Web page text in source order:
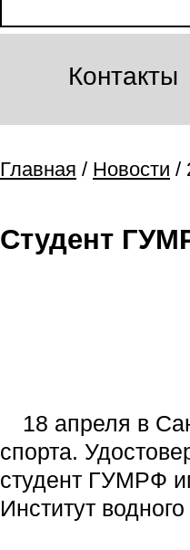
Контакты
Главная / Новости /
Студент
18 апреля в
спорта.
студент ГУМРФ
Институт